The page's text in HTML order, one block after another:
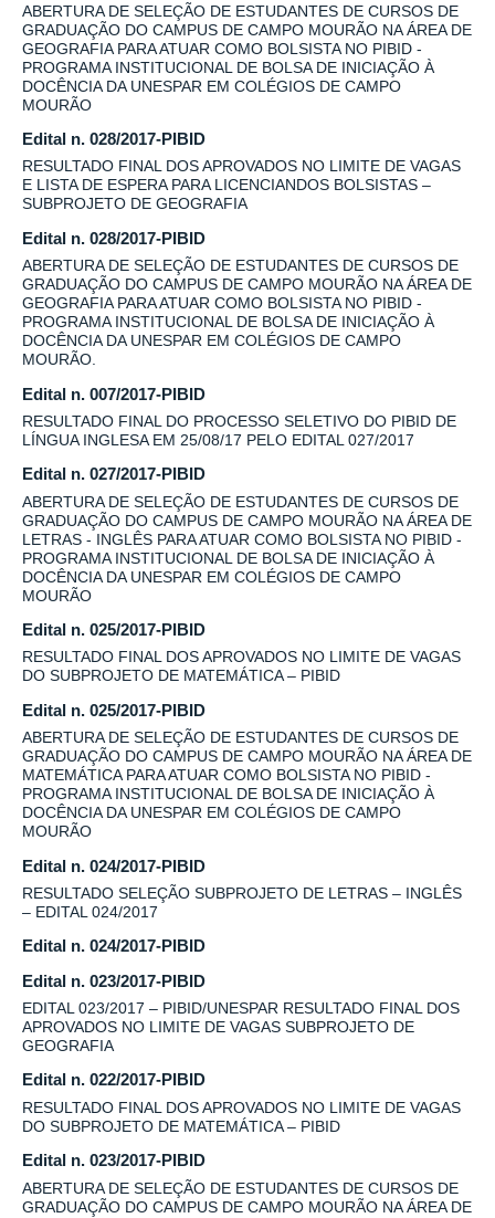
ABERTURA DE SELEÇÃO DE ESTUDANTES DE CURSOS DE
GRADUAÇÃO DO CAMPUS DE CAMPO MOURÃO NA ÁREA DE
GEOGRAFIA PARA ATUAR COMO BOLSISTA NO PIBID -
PROGRAMA INSTITUCIONAL DE BOLSA DE INICIAÇÃO À
DOCÊNCIA DA UNESPAR EM COLÉGIOS DE CAMPO
MOURÃO
Edital n. 028/2017-PIBID
RESULTADO FINAL DOS APROVADOS NO LIMITE DE VAGAS
E LISTA DE ESPERA PARA LICENCIANDOS BOLSISTAS –
SUBPROJETO DE GEOGRAFIA
Edital n. 028/2017-PIBID
ABERTURA DE SELEÇÃO DE ESTUDANTES DE CURSOS DE
GRADUAÇÃO DO CAMPUS DE CAMPO MOURÃO NA ÁREA DE
GEOGRAFIA PARA ATUAR COMO BOLSISTA NO PIBID -
PROGRAMA INSTITUCIONAL DE BOLSA DE INICIAÇÃO À
DOCÊNCIA DA UNESPAR EM COLÉGIOS DE CAMPO
MOURÃO.
Edital n. 007/2017-PIBID
RESULTADO FINAL DO PROCESSO SELETIVO DO PIBID DE
LÍNGUA INGLESA EM 25/08/17 PELO EDITAL 027/2017
Edital n. 027/2017-PIBID
ABERTURA DE SELEÇÃO DE ESTUDANTES DE CURSOS DE
GRADUAÇÃO DO CAMPUS DE CAMPO MOURÃO NA ÁREA DE
LETRAS - INGLÊS PARA ATUAR COMO BOLSISTA NO PIBID -
PROGRAMA INSTITUCIONAL DE BOLSA DE INICIAÇÃO À
DOCÊNCIA DA UNESPAR EM COLÉGIOS DE CAMPO
MOURÃO
Edital n. 025/2017-PIBID
RESULTADO FINAL DOS APROVADOS NO LIMITE DE VAGAS
DO SUBPROJETO DE MATEMÁTICA – PIBID
Edital n. 025/2017-PIBID
ABERTURA DE SELEÇÃO DE ESTUDANTES DE CURSOS DE
GRADUAÇÃO DO CAMPUS DE CAMPO MOURÃO NA ÁREA DE
MATEMÁTICA PARA ATUAR COMO BOLSISTA NO PIBID -
PROGRAMA INSTITUCIONAL DE BOLSA DE INICIAÇÃO À
DOCÊNCIA DA UNESPAR EM COLÉGIOS DE CAMPO
MOURÃO
Edital n. 024/2017-PIBID
RESULTADO SELEÇÃO SUBPROJETO DE LETRAS – INGLÊS
– EDITAL 024/2017
Edital n. 024/2017-PIBID
Edital n. 023/2017-PIBID
EDITAL 023/2017 – PIBID/UNESPAR RESULTADO FINAL DOS
APROVADOS NO LIMITE DE VAGAS SUBPROJETO DE
GEOGRAFIA
Edital n. 022/2017-PIBID
RESULTADO FINAL DOS APROVADOS NO LIMITE DE VAGAS
DO SUBPROJETO DE MATEMÁTICA – PIBID
Edital n. 023/2017-PIBID
ABERTURA DE SELEÇÃO DE ESTUDANTES DE CURSOS DE
GRADUAÇÃO DO CAMPUS DE CAMPO MOURÃO NA ÁREA DE